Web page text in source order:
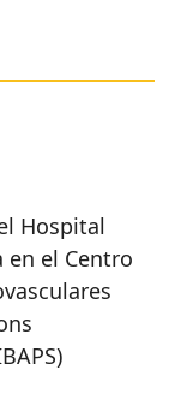
Hospital
en el Centro